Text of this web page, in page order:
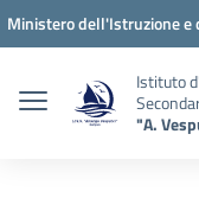
Vai ai contenuti
Vai al menu di
Vai al footer
Ministero dell'Istruzione e
Istituto
"A.